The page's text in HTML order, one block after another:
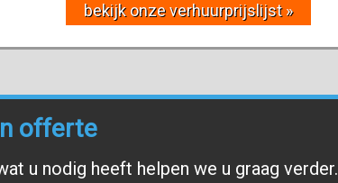
bekijk onze verhuurprijslijst »
offerte
u nodig heeft helpen we u graag verder.